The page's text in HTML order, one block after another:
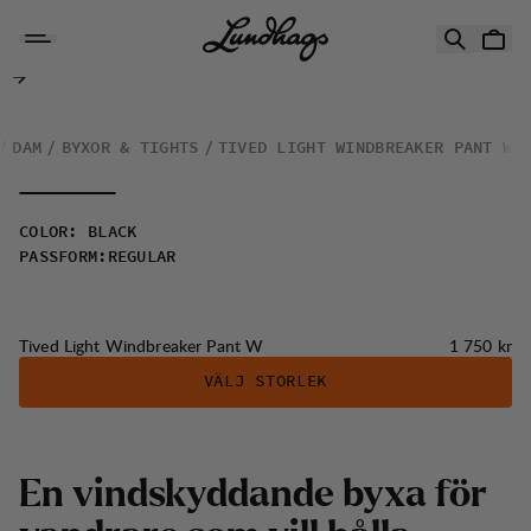
Tived Light Windbreaker Pant W
DAM BYXOR & TIGHTS TIVED LIGHT WINDBREAKER PANT W
COLOR :
BLACK
PASSFORM : REGULAR
Tived Light Windbreaker Pant W Pris:
1 750 kr
VÄLJ STORLEK
En vindskyddande byxa för